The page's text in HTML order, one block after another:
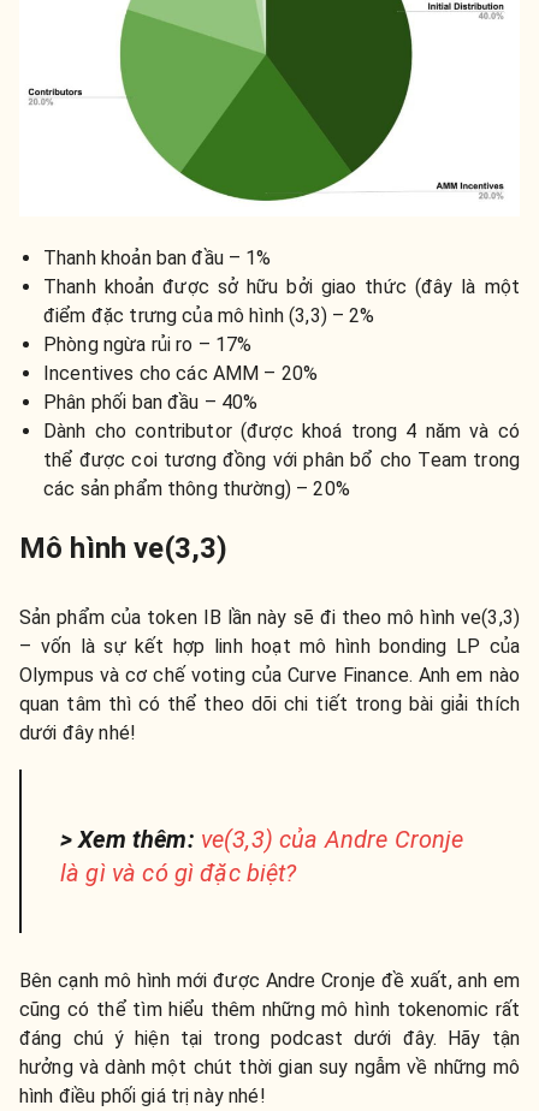
Thanh khoản ban đầu – 1%
Thanh khoản được sở hữu bởi giao thức (đây là một
điểm đặc trưng của mô hình (3,3) – 2%
Phòng ngừa rủi ro – 17%
Incentives cho các AMM – 20%
Phân phối ban đầu – 40%
Dành cho contributor (được khoá trong 4 năm và có
thể được coi tương đồng với phân bổ cho Team trong
các sản phẩm thông thường) – 20%
Mô hình ve(3,3)
Sản phẩm của token IB lần này sẽ đi theo mô hình ve(3,3)
– vốn là sự kết hợp linh hoạt mô hình bonding LP của
Olympus và cơ chế voting của Curve Finance. Anh em nào
quan tâm thì có thể theo dõi chi tiết trong bài giải thích
dưới đây nhé!
> Xem thêm: ve(3,3) của Andre Cronje
là gì và có gì đặc biệt?
Bên cạnh mô hình mới được Andre Cronje đề xuất, anh em
cũng có thể tìm hiểu thêm những mô hình tokenomic rất
đáng chú ý hiện tại trong podcast dưới đây. Hãy tận
hưởng và dành một chút thời gian suy ngẫm về những mô
hình điều phối giá trị này nhé!